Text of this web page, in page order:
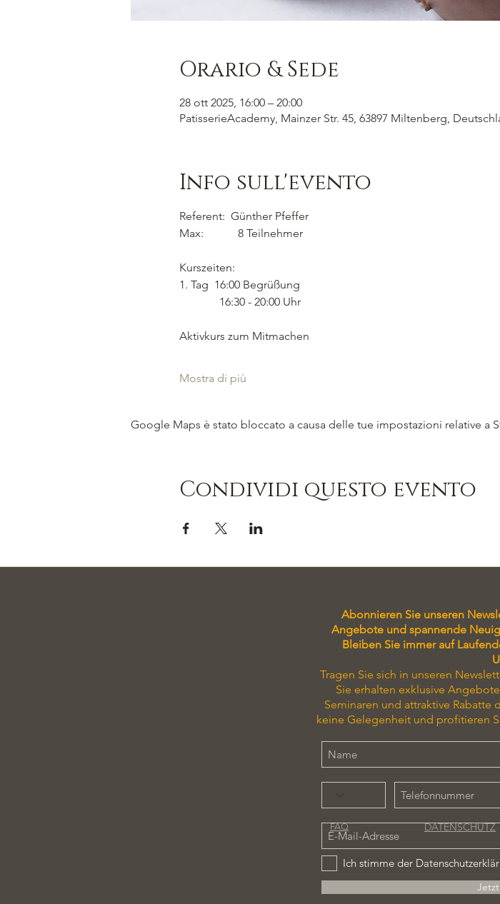
Orario & Sede
28 ott 2025, 16:00 – 20:00
PatisserieAcademy, Mainzer Str. 45, 63897 Miltenberg,
Info sull'evento
Referent:  Günther Pfeffer
Max:            8 Teilnehmer
Kurszeiten:
1. Tag  16:00 Begrüßung
              16:30 - 20:00 Uhr
Aktivkurs zum Mitmachen
Mostra di più
Google Maps è stato bloccato a causa delle tue impostazioni relative a
Condividi questo evento
Abonnieren Sie unseren
Angebote und spannende
Bleiben Sie immer auf
Tragen Sie sich in unseren
Sie erhalten exklusive
Seminaren und attraktive Rabatte
keine Gelegenheit und profitieren
Ich stimme der
FAQ DATENSCHUTZ